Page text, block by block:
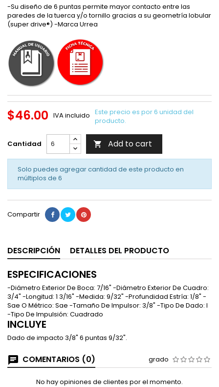
-Su diseño de 6 puntas permite mayor contacto entre las
paredes de la tuerca y/o tornillo gracias a su geometría lobular
(super drive®) -Marca Urrea
$46.00 IVA incluido Este precio es por 6 unidad del
producto.
Cantidad  Add to cart
Solo puedes agregar cantidad de este producto en
múltiplos de 6
Compartir
DESCRIPCIÓN DETALLES DEL PRODUCTO
ESPECIFICACIONES
-Diámetro Exterior De Boca: 7/16" -Diámetro Exterior De Cuadro:
3/4" -Longitud: 1 3/16" -Medida: 9/32" -Profundidad Estría: 1/8" -
Sae O Métrico: Sae -Tamaño De Impulsor: 3/8" -Tipo De Dado: I
-Tipo De Impulsión: Cuadrado
INCLUYE
Dado de impacto 3/8" 6 puntas 9/32".
COMENTARIOS (0) grado
No hay opiniones de clientes por el momento.